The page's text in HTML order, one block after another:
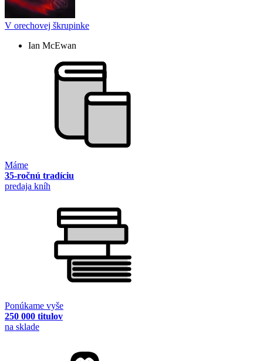
V orechovej škrupinke
Ian McEwan
Máme
35-ročnú tradíciu
predaja kníh
Ponúkame vyše
250 000 titulov
na sklade